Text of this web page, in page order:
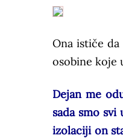
Ona ističe
osobine koje
Dejan me
sada smo
izolaciji on